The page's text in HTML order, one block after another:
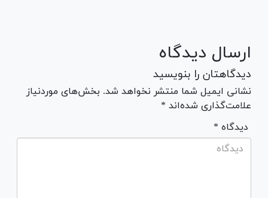
ارسال دیدگاه
دیدگاهتان را بنویسید
نشانی ایمیل شما منتشر نخواهد شد. بخش‌های موردنیاز
علامت‌گذاری شده‌اند *
* دیدگاه